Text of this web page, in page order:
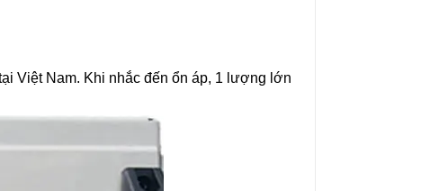
Việt Nam. Khi nhắc đến ổn áp, 1 lượng lớn